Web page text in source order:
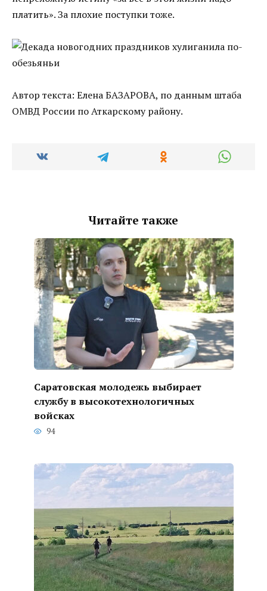
платить». За плохие поступки тоже.
Автор текста: Елена БАЗАРОВА, по данным штаба
ОМВД России по Аткарскому району.
Читайте также
Саратовская молодежь выбирает
службу в высокотехнологичных
войсках
94